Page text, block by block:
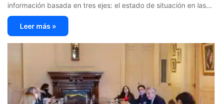
información basada en tres ejes: el estado de situación en las…
Leer más »